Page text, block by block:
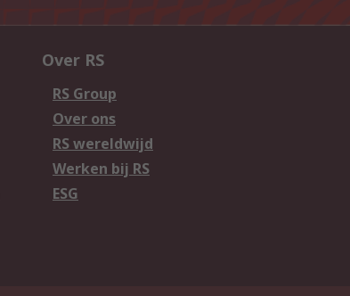
Over RS
RS Group
Over ons
RS wereldwijd
Werken bij RS
ESG